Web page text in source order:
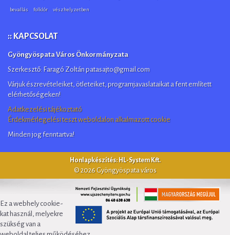
bevallás folklór vészhelyzetben
:: KAPCSOLAT
Gyöngyöspata Város Önkormányzata
Szerkesztő: Faragó Zoltán patasajto@gmail.com
Várjuk észrevételeiket, ötleteiket, programjavaslataikat a fent említett
elérhetőségeken!
Adatkezelési tájékoztató
Érdekmérlegelési teszt weboldalon alkalmazott cookie
Minden jog fenntartva!
Honlapkészítés: HL-System Kft.
© 2026 Gyöngyöspata város
Ez a webhely cookie-
kat használ, melyekre
szükség van a